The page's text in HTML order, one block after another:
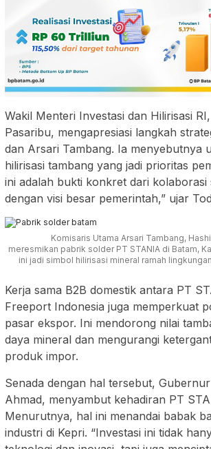
Wakil Menteri Investasi dan Hilirisasi
Pasaribu, mengapresiasi langkah
dan Arsari Tambang. Ia menyebutnya
hilirisasi tambang yang jadi prioritas
ini adalah bukti konkret dari kolaborasi
dengan visi besar pemerintah,” ujar
Komisaris Utama Arsari Tambang,
meresmikan pabrik solder PT STANIA di Batam,
ini jadi simbol hilirisasi mineral ramah
Kerja sama B2B domestik antara PT
Freeport Indonesia juga memperkuat
pasar ekspor. Ini mendorong nilai
daya mineral dan mengurangi
produk impor.
Senada dengan hal tersebut,
Ahmad, menyambut kehadiran PT
Menurutnya, hal ini menandai babak
industri di Kepri. “Investasi ini tidak